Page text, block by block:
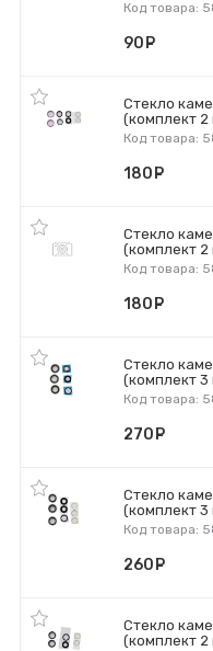
Код товара:
90
Стекло
(комплект 2
Код товара:
180
Стекло
(комплект 2
Код товара:
180
Стекло
(комплект
Код товара:
270
Стекло
(комплект
Код товара:
260
Стекло
(комплект